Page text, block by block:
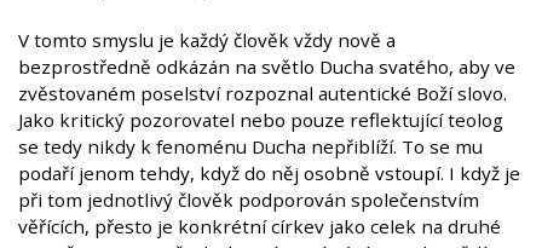
V tomto smyslu je každý člověk vždy nově a
bezprostředně odkázán na světlo Ducha svatého, aby ve
zvěstovaném poselství rozpoznal autentické Boží slovo.
Jako kritický pozorovatel nebo pouze reflektující teolog
se tedy nikdy k fenoménu Ducha nepřiblíží. To se mu
podaří jenom tehdy, když do něj osobně vstoupí. I když je
při tom jednotlivý člověk podporován společenstvím
věřících, přesto je konkrétní církev jako celek na druhé